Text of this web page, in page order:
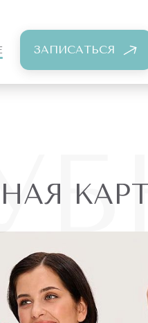
ЗАПИСАТЬСЯ